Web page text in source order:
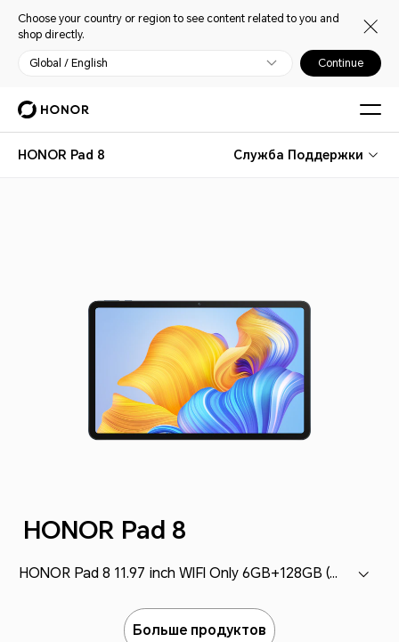
Choose your country or region to see content related to you and
shop directly.
Global / English Continue
HONOR Pad 8 Служба Поддержки
HONOR Pad 8
HONOR Pad 8 11.97 inch WIFI Only 6GB+128GB (HEY-W09)
Больше продуктов